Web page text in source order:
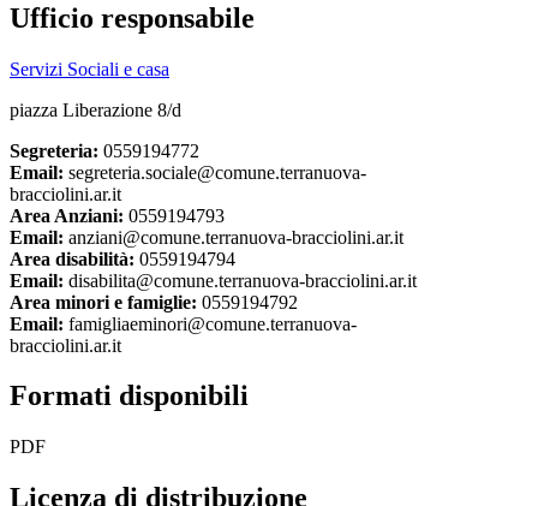
Ufficio responsabile
Servizi Sociali e casa
piazza Liberazione 8/d
Segreteria: 0559194772
Email: segreteria.sociale@comune.terranuova-
bracciolini.ar.it
Area Anziani: 0559194793
Email: anziani@comune.terranuova-bracciolini.ar.it
Area disabilità: 0559194794
Email: disabilita@comune.terranuova-bracciolini.ar.it
Area minori e famiglie: 0559194792
Email: famigliaeminori@comune.terranuova-
bracciolini.ar.it
Formati disponibili
PDF
Licenza di distribuzione